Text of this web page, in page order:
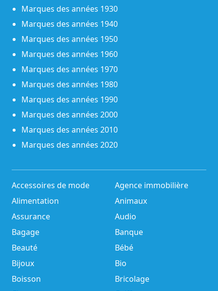
Marques des années 1930
Marques des années 1940
Marques des années 1950
Marques des années 1960
Marques des années 1970
Marques des années 1980
Marques des années 1990
Marques des années 2000
Marques des années 2010
Marques des années 2020
Accessoires de mode
Agence immobilière
Alimentation
Animaux
Assurance
Audio
Bagage
Banque
Beauté
Bébé
Bijoux
Bio
Boisson
Bricolage